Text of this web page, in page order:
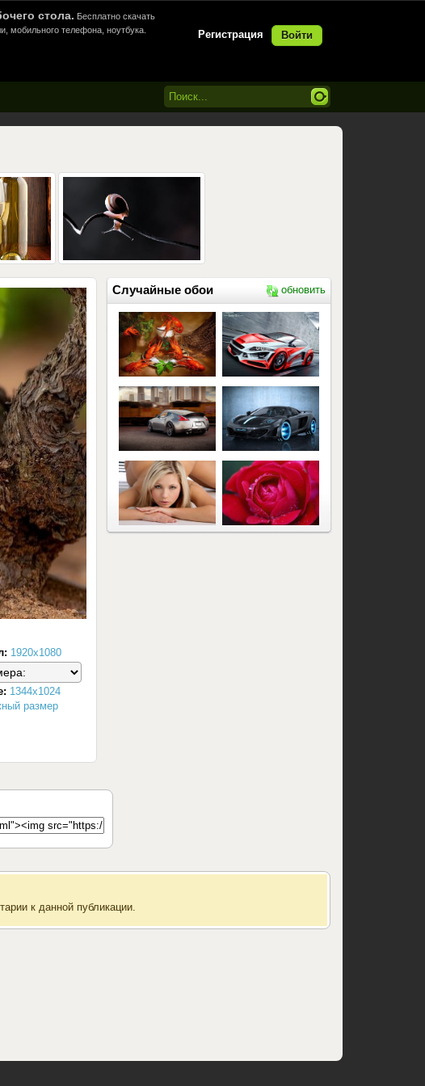
Регистрация Войти
стола. Бесплатно скачать
мобильного телефона, ноутбука.
1920x1080
1344x1024
размер
Случайные обои обновить
к данной публикации.